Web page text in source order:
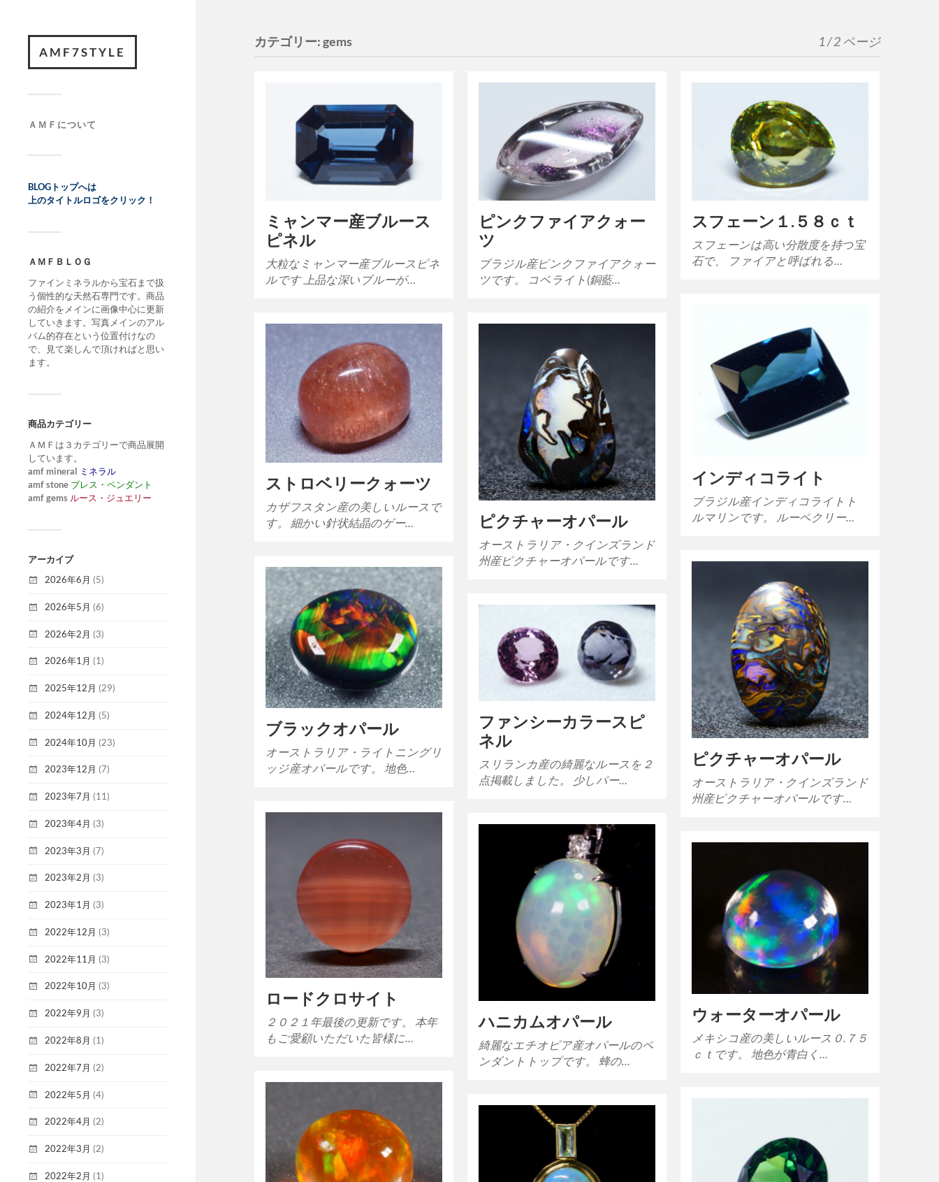
AMF7STYLE
ＡＭＦについて
BLOGトップへは
上のタイトルロゴをクリック！
ＡＭＦＢＬＯＧ
ファインミネラルから宝石まで扱
う個性的な天然石専門です。商品
の紹介をメインに画像中心に更新
していきます。写真メインのアル
バム的存在という位置付けなの
で、見て楽しんで頂ければと思い
ます。
商品カテゴリー
ＡＭＦは３カテゴリーで商品展開
しています。
amf mineral ミネラル
amf stone ブレス・ペンダント
amf gems ルース・ジュエリー
アーカイブ
2026年6月 (5)
2026年5月 (6)
2026年2月 (3)
2026年1月 (1)
2025年12月 (29)
2024年12月 (5)
2024年10月 (23)
2023年12月 (7)
2023年7月 (11)
2023年4月 (3)
2023年3月 (7)
2023年2月 (3)
2023年1月 (3)
2022年12月 (3)
2022年11月 (3)
2022年10月 (3)
2022年9月 (3)
2022年8月 (1)
2022年7月 (2)
2022年5月 (4)
2022年4月 (2)
2022年3月 (2)
2022年2月 (1)
カテゴリー:gems 1 / 2 ページ
ミャンマー産ブルース
ピネル
大粒なミャンマー産ブルースピネ
ルです 上品な深いブルーが…
ピンクファイアクォー
ツ
ブラジル産ピンクファイアクォー
ツです。 コベライト(銅藍…
スフェーン１.５８ｃｔ
スフェーンは高い分散度を持つ宝
石で、 ファイアと呼ばれる…
インディコライト
ブラジル産インディコライトト
ルマリンです。 ルーペクリー…
ストロベリークォーツ
カザフスタン産の美しいルースで
す。 細かい針状結晶のゲー…
ピクチャーオパール
オーストラリア・クインズランド
州産ピクチャーオパールです…
ピクチャーオパール
オーストラリア・クインズランド
州産ピクチャーオパールです…
ブラックオパール
オーストラリア・ライトニングリ
ッジ産オパールです。 地色…
ファンシーカラースピ
ネル
スリランカ産の綺麗なルースを２
点掲載しました。 少しパー…
ロードクロサイト
２０２１年最後の更新です。 本年
もご愛顧いただいた皆様に…
ハニカムオパール
綺麗なエチオピア産オパールのペ
ンダントトップです。 蜂の…
ウォーターオパール
メキシコ産の美しいルース０.７５
ｃｔです。 地色が青白く…